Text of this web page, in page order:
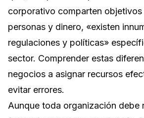
corporativo comparten
personas y dinero, «existen
regulaciones y políticas»
sector. Comprender estas
negocios a asignar recursos
evitar errores.
Aunque toda organización debe